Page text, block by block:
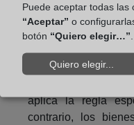
Se exceptúa el caso
el cónyuge
dinero privativo
en cuyo caso la
aplica la regla
contrario, los
Puede aceptar todas las
“Aceptar” o
botón “Quiero elegir…”
Quiero elegir...